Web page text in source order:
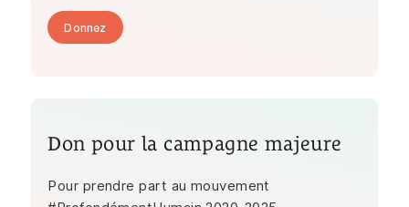
Donnez
Don pour la campagne majeure
Pour prendre part au mouvement